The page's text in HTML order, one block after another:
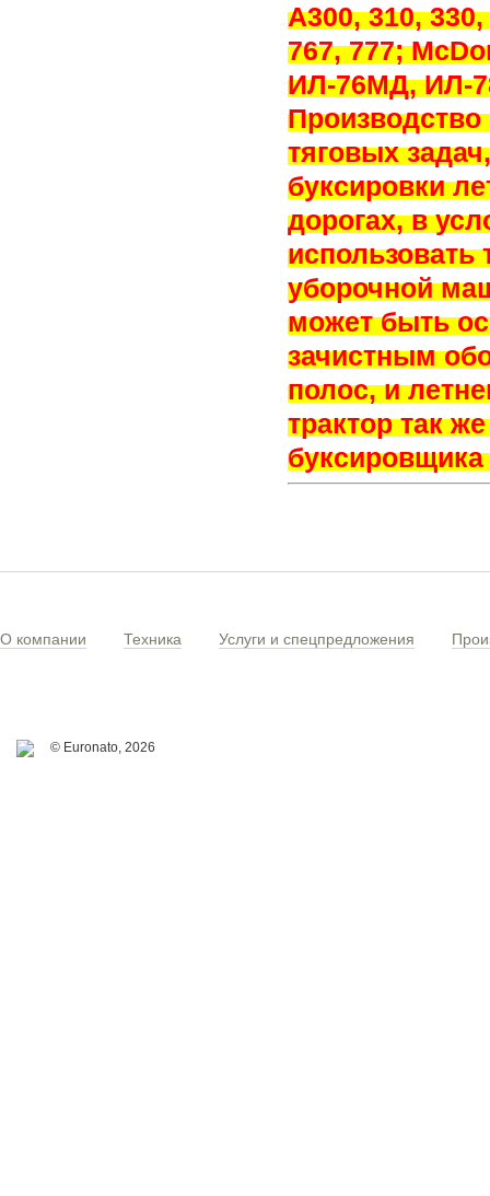
A300, 310,
767, 777;
ИЛ-76МД, ИЛ-
тяговых
буксировки
дорогах, в
использовать
уборочной
может быть
зачистным
полос, и
трактор так
О компании Техника Услуги и спецпредложения
© Euronato, 2026